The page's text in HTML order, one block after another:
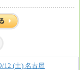
円
円
円
12 (土) 名古屋